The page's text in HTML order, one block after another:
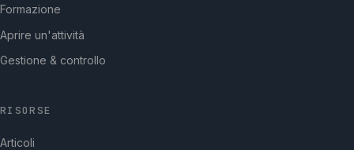
Formazione
Aprire un'attività
Gestione & controllo
RISORSE
Articoli